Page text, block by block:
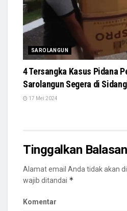
SAROLANGUN
4 Tersangka Kasus Pidana
Sarolangun Segera di
17 Mei 2024
Tinggalkan Balasan
Alamat email Anda tidak akan
wajib ditandai *
Komentar